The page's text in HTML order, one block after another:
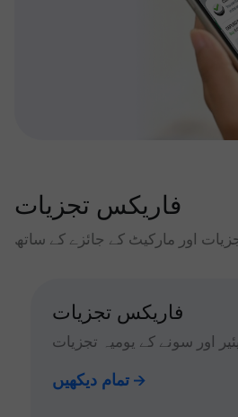
فاریکس تجزیات
فاریکس تجزیات
اور سونے کے یومیہ تجزیات
تمام دیکھیں